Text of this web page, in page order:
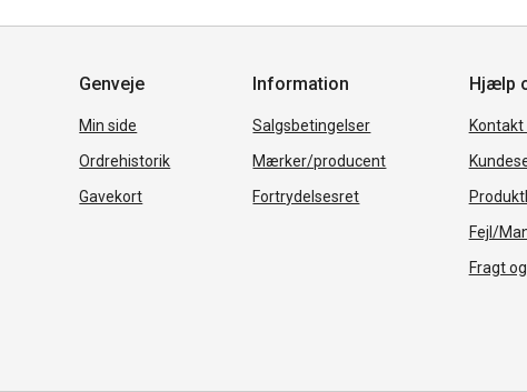
Genveje
Min side
Ordrehistorik
Gavekort
Information
Salgsbetingelser
Mærker/producent
Fortrydelsesret
Hjælp
Kontakt
Fejl/
Fragt